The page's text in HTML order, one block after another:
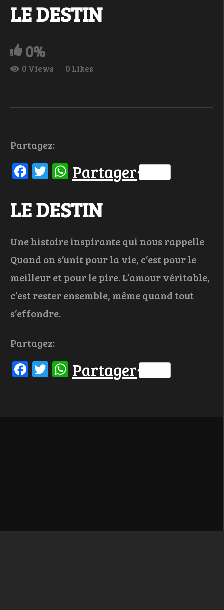
LE DESTIN
0%
0 Views 0 Likes
Partagez:
Facebook
Twitter
WhatsApp
Partager
LE DESTIN
Une histoire inspirante qui nous rappelle
Quand on s’unit pour la vie, c’est pour le
meilleur et pour le pire. L’amour véritable,
c’est rester ensemble, même quand tout
s’effondre.
Partagez:
Facebook
Twitter
WhatsApp
Partager